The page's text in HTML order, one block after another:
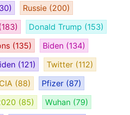
Russie (200)
Donald Trump (153)
(135) Biden (134)
(121) Twitter (112)
CIA (88) Pfizer (87)
(85) Wuhan (79)